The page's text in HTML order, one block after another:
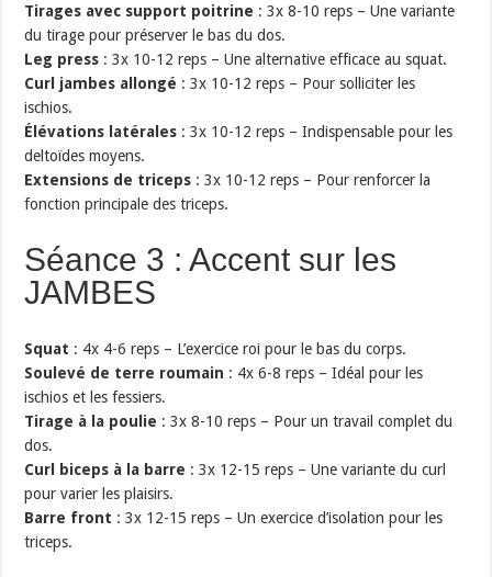
Tirages avec support poitrine : 3x 8-10 reps – Une variante
du tirage pour préserver le bas du dos.
Leg press : 3x 10-12 reps – Une alternative efficace au squat.
Curl jambes allongé : 3x 10-12 reps – Pour solliciter les
ischios.
Élévations latérales : 3x 10-12 reps – Indispensable pour les
deltoïdes moyens.
Extensions de triceps : 3x 10-12 reps – Pour renforcer la
fonction principale des triceps.
Séance 3 : Accent sur les
JAMBES
Squat : 4x 4-6 reps – L’exercice roi pour le bas du corps.
Soulevé de terre roumain : 4x 6-8 reps – Idéal pour les
ischios et les fessiers.
Tirage à la poulie : 3x 8-10 reps – Pour un travail complet du
dos.
Curl biceps à la barre : 3x 12-15 reps – Une variante du curl
pour varier les plaisirs.
Barre front : 3x 12-15 reps – Un exercice d’isolation pour les
triceps.